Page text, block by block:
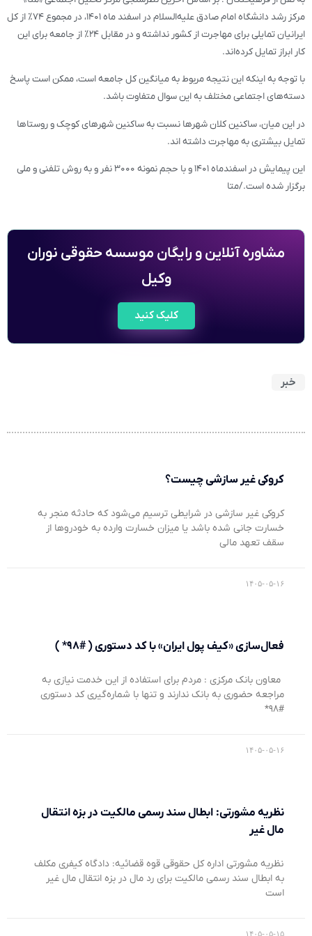
مرکز رشد دانشگاه امام صادق علیه‌السلام در اسفند ماه ۱۴۰۱، در مجموع ۷۴٪ از کل
ایرانیان تمایلی برای مهاجرت از کشور نداشته و در مقابل ۲۴٪ از جامعه برای این
کار ابراز تمایل کرده‌اند.
با توجه به اینکه این نتیجه مربوط به میانگین کل جامعه است، ممکن است پاسخ
دسته‌های اجتماعی مختلف به این سوال متفاوت باشد.
در این میان، ساکنین کلان شهرها نسبت به ساکنین شهرهای کوچک و روستاها
تمایل بیشتری به مهاجرت داشته ‌اند.
این پیمایش در اسفندماه ۱۴۰۱ و با حجم نمونه ۳۰۰۰ نفر و به روش تلفنی و ملی
برگزار شده است./متا
مشاوره آنلاین و رایگان موسسه حقوقی نوران
وکیل
کلیک کنید
خبر
کروکی غیر سازشی چیست؟
کروکی غیر سازشی در شرایطی ترسیم می‌شود که حادثه منجر به
خسارت جانی شده باشد یا میزان خسارت وارده به خودروها از
سقف تعهد مالی
۱۴۰۵-۰۵-۱۶
فعال‌سازی «کیف پول ایران» با کد دستوری ( #۹۸* )
معاون بانک مرکزی : مردم برای استفاده از این خدمت نیازی به
مراجعه حضوری به بانک ندارند و تنها با شماره‌گیری کد دستوری
#۹۸*
۱۴۰۵-۰۵-۱۶
نظریه مشورتی: ابطال سند رسمی مالکیت در بزه انتقال
مال غیر
نظریه مشورتی اداره کل حقوقی قوه قضائیه: دادگاه کیفری مکلف
به ابطال سند رسمی مالکیت برای رد مال در بزه انتقال مال غیر
است